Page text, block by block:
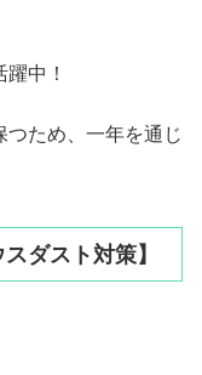
中！
ため、一年を通じ
ダスト対策】